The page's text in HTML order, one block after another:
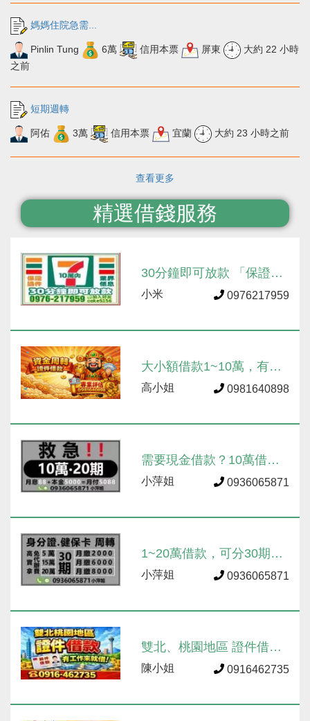
媽媽住院急需...
Pinlin Tung 6萬 信用本票 屏東
大約 22 小時
之前
短期週轉
阿佑 3萬 信用本票 宜蘭 大約 23 小時之前
查看更多
精選借錢服務
30分鐘即可放款 「保證過
件 / 業界低息」
小米 0976217959
大小額借款1~10萬，有工
作就借！專業評估快速過
件
高小姐 0981640898
需要現金借款？10萬借
款，可分20期還款！
小萍姐 0936065871
1~20萬借款，可分30期攤
還
小萍姐 0936065871
雙北、桃園地區 證件借款
大小額周轉1~10萬，政府
立案，合法經營
陳小姐 0916462735